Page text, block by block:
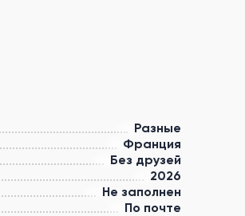
Разные
Франция
Без друзей
2026
Не заполнен
По почте